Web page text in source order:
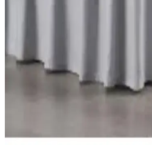
Ev Düzeninizi
Madame Coco ve Nacarev
Madame Coco'nun şık ve dayanıklı
hacimli pencereli modeli, farklı
sunuyor. Hangi ürün sizin için daha
Elart Petra ve Örtüm Gloria